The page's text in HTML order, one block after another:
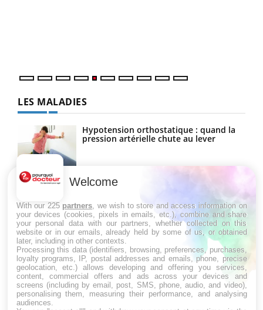
LES MALADIES
Hypotension orthostatique : quand la
pression artérielle chute au lever
Drépanocytose : une déformation des
Maladie de Charcot (Sclérose latérale
amyotrophique)
Welcome
With our 225 partners , we wish to store and access information on
your devices (cookies, pixels in emails, etc.), combine and share
your personal data with our partners, whether collected on this
website or in our emails, already held by some of us, or obtained
later, including in other contexts.
Processing this data (identifiers, browsing, preferences, purchases,
loyalty programs, IP, postal addresses and emails, phone, precise
geolocation, etc.) allows developing and offering you services,
content, commercial offers and ads across your devices and
screens (including by email, post, SMS, phone, audio, and video),
personalising them, measuring their performance, and analysing
audiences.